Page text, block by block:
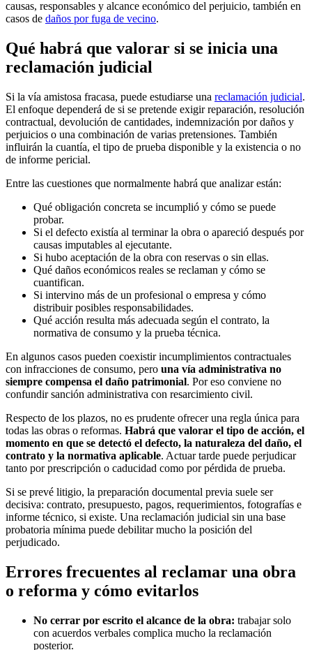
causas, responsables y alcance económico del perjuicio, también en
casos de daños por fuga de vecino.
Qué habrá que valorar si se inicia una
reclamación judicial
Si la vía amistosa fracasa, puede estudiarse una reclamación judicial.
El enfoque dependerá de si se pretende exigir reparación, resolución
contractual, devolución de cantidades, indemnización por daños y
perjuicios o una combinación de varias pretensiones. También
influirán la cuantía, el tipo de prueba disponible y la existencia o no
de informe pericial.
Entre las cuestiones que normalmente habrá que analizar están:
Qué obligación concreta se incumplió y cómo se puede
probar.
Si el defecto existía al terminar la obra o apareció después por
causas imputables al ejecutante.
Si hubo aceptación de la obra con reservas o sin ellas.
Qué daños económicos reales se reclaman y cómo se
cuantifican.
Si intervino más de un profesional o empresa y cómo
distribuir posibles responsabilidades.
Qué acción resulta más adecuada según el contrato, la
normativa de consumo y la prueba técnica.
En algunos casos pueden coexistir incumplimientos contractuales
con infracciones de consumo, pero una vía administrativa no
siempre compensa el daño patrimonial. Por eso conviene no
confundir sanción administrativa con resarcimiento civil.
Respecto de los plazos, no es prudente ofrecer una regla única para
todas las obras o reformas. Habrá que valorar el tipo de acción, el
momento en que se detectó el defecto, la naturaleza del daño, el
contrato y la normativa aplicable. Actuar tarde puede perjudicar
tanto por prescripción o caducidad como por pérdida de prueba.
Si se prevé litigio, la preparación documental previa suele ser
decisiva: contrato, presupuesto, pagos, requerimientos, fotografías e
informe técnico, si existe. Una reclamación judicial sin una base
probatoria mínima puede debilitar mucho la posición del
perjudicado.
Errores frecuentes al reclamar una obra
o reforma y cómo evitarlos
No cerrar por escrito el alcance de la obra: trabajar solo
con acuerdos verbales complica mucho la reclamación
posterior.